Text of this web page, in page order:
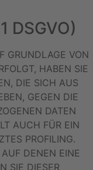
DSGVO)
GRUNDLAGE VON
HABEN SIE
DIE SICH AUS
GEGEN DIE
DATEN
AUCH FÜR EIN
PROFILING.
DENEN EINE
SIE DIESER